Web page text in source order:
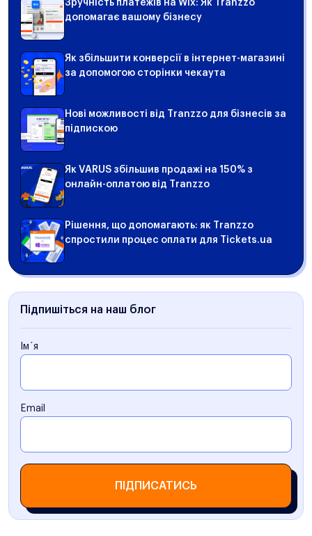
Зручність платежів на Wix: Як Tranzzo
допомагає вашому бізнесу
Як збільшити конверсії в інтернет-магазині
за допомогою сторінки чекаута
Нові можливості від Tranzzo для бізнесів за
підпискою
Як VARUS збільшив продажі на 150% з
онлайн-оплатою від Tranzzo
Рішення, що допомагають: як Tranzzo
спростили процес оплати для Tickets.ua
Підпишіться на наш блог
Ім´я
Email
ПІДПИСАТИСЬ